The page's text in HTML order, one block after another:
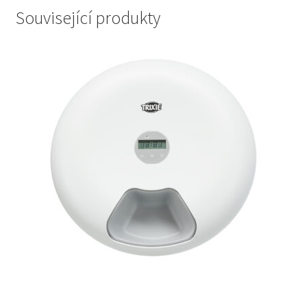
Související produkty